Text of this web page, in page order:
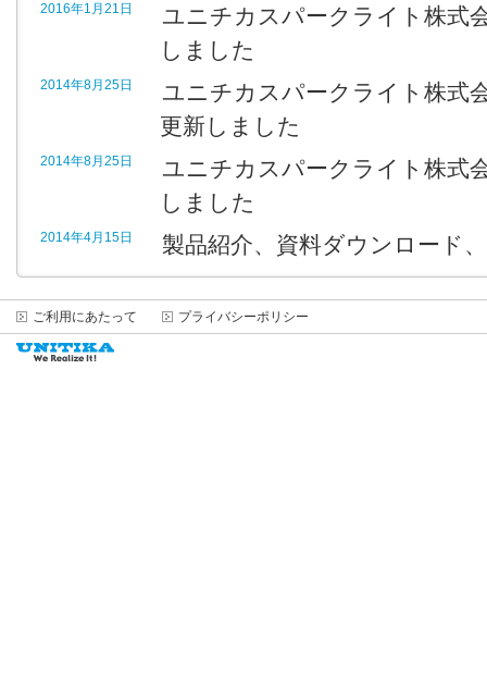
2016年1月21日
ユニチカスパークライト株式
しました
2014年8月25日
ユニチカスパークライト株式
更新しました
2014年8月25日
ユニチカスパークライト株式
しました
2014年4月15日 製品紹介、資料ダウンロード
ご利用にあたって プライバシーポリシー